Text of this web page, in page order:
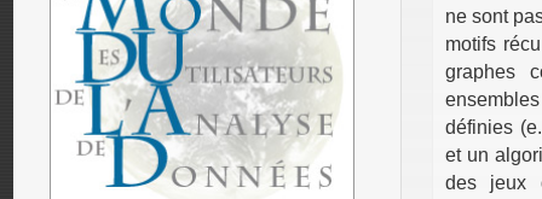
ne sont
motifs
graphes
définies
et un
des jeux